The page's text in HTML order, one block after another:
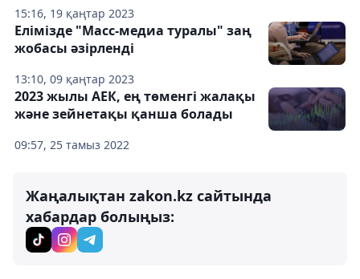
15:16, 19 қаңтар 2023
13:10, 09 қаңтар 2023
Елімізде "Масс-медиа туралы" заң
жобасы әзірленді
09:57, 25 тамыз 2022
2023 жылы АЕК, ең төменгі жалақы
және зейнетақы қанша болады
Жаңалықтан zakon.kz сайтында
хабардар болыңыз: